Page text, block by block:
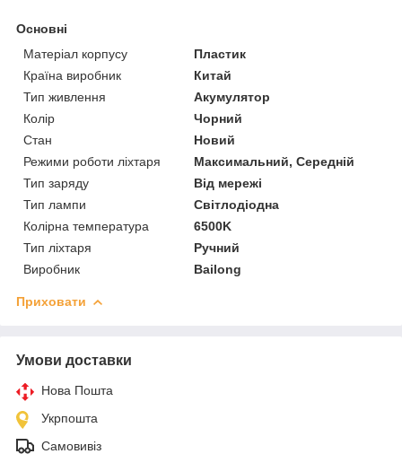
Основні
Матеріал корпусу
Пластик
Країна виробник
Китай
Тип живлення
Акумулятор
Колір
Чорний
Стан
Новий
Режими роботи ліхтаря
Максимальний, Середній
Тип заряду
Від мережі
Тип лампи
Світлодіодна
Колірна температура
6500K
Тип ліхтаря
Ручний
Виробник
Bailong
Приховати
Умови доставки
Нова Пошта
Укрпошта
Самовивіз